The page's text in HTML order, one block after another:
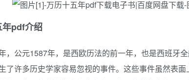
年pdf介绍
，公元1587年，是西欧历法的前一年，也是西班牙
了许多历史学家容易忽视的事件。这些事件虽然表